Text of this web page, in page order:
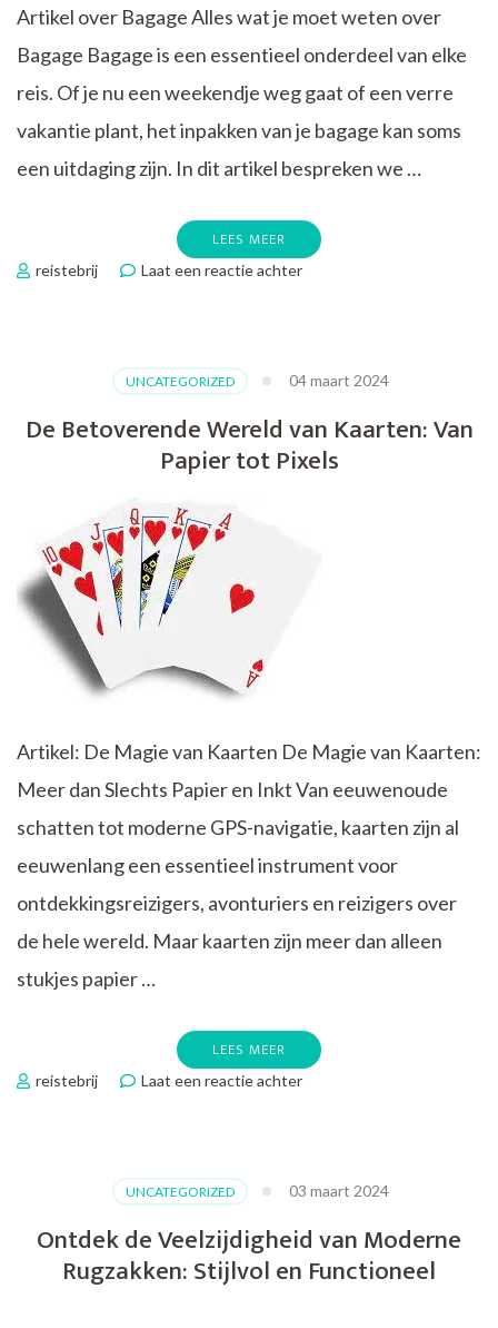
Artikel over Bagage Alles wat je moet weten over
Bagage Bagage is een essentieel onderdeel van elke
reis. Of je nu een weekendje weg gaat of een verre
vakantie plant, het inpakken van je bagage kan soms
een uitdaging zijn. In dit artikel bespreken we …
LEES MEER
reistebrij Laat een reactie achterop
weten
slim
inpakken
UNCATEGORIZED 04 maart 2024
De Betoverende Wereld van Kaarten: Van
Papier tot Pixels
Artikel: De Magie van Kaarten De Magie van Kaarten:
Meer dan Slechts Papier en Inkt Van eeuwenoude
schatten tot moderne GPS-navigatie, kaarten zijn al
eeuwenlang een essentieel instrument voor
ontdekkingsreizigers, avonturiers en reizigers over
de hele wereld. Maar kaarten zijn meer dan alleen
stukjes papier …
LEES MEER
reistebrij Laat een reactie achterop
Kaarten:
Papier
tot
UNCATEGORIZED 03 maart 2024
Ontdek de Veelzijdigheid van Moderne
Rugzakken: Stijlvol en Functioneel